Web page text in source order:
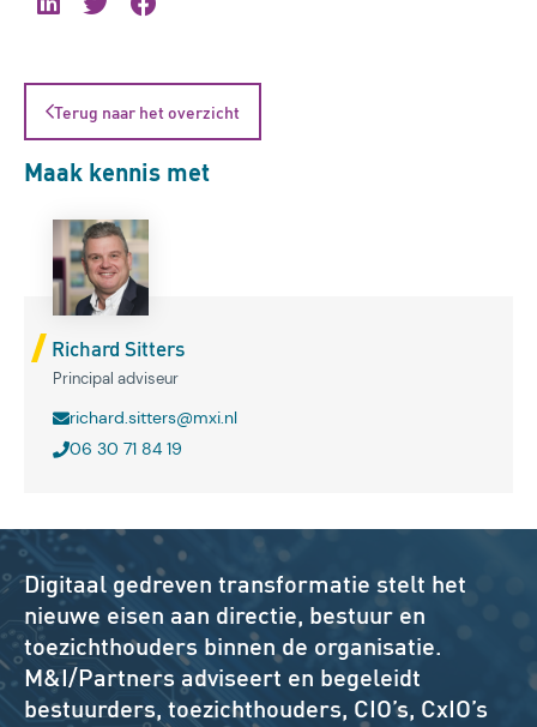
Terug naar het overzicht
Maak kennis met
Richard Sitters
Principal adviseur
richard.sitters@mxi.nl
06 30 71 84 19
Digitaal gedreven transformatie stelt het
nieuwe eisen aan directie, bestuur en
toezichthouders binnen de organisatie.
M&I/Partners adviseert en begeleidt
bestuurders, toezichthouders, CIO’s, CxIO’s